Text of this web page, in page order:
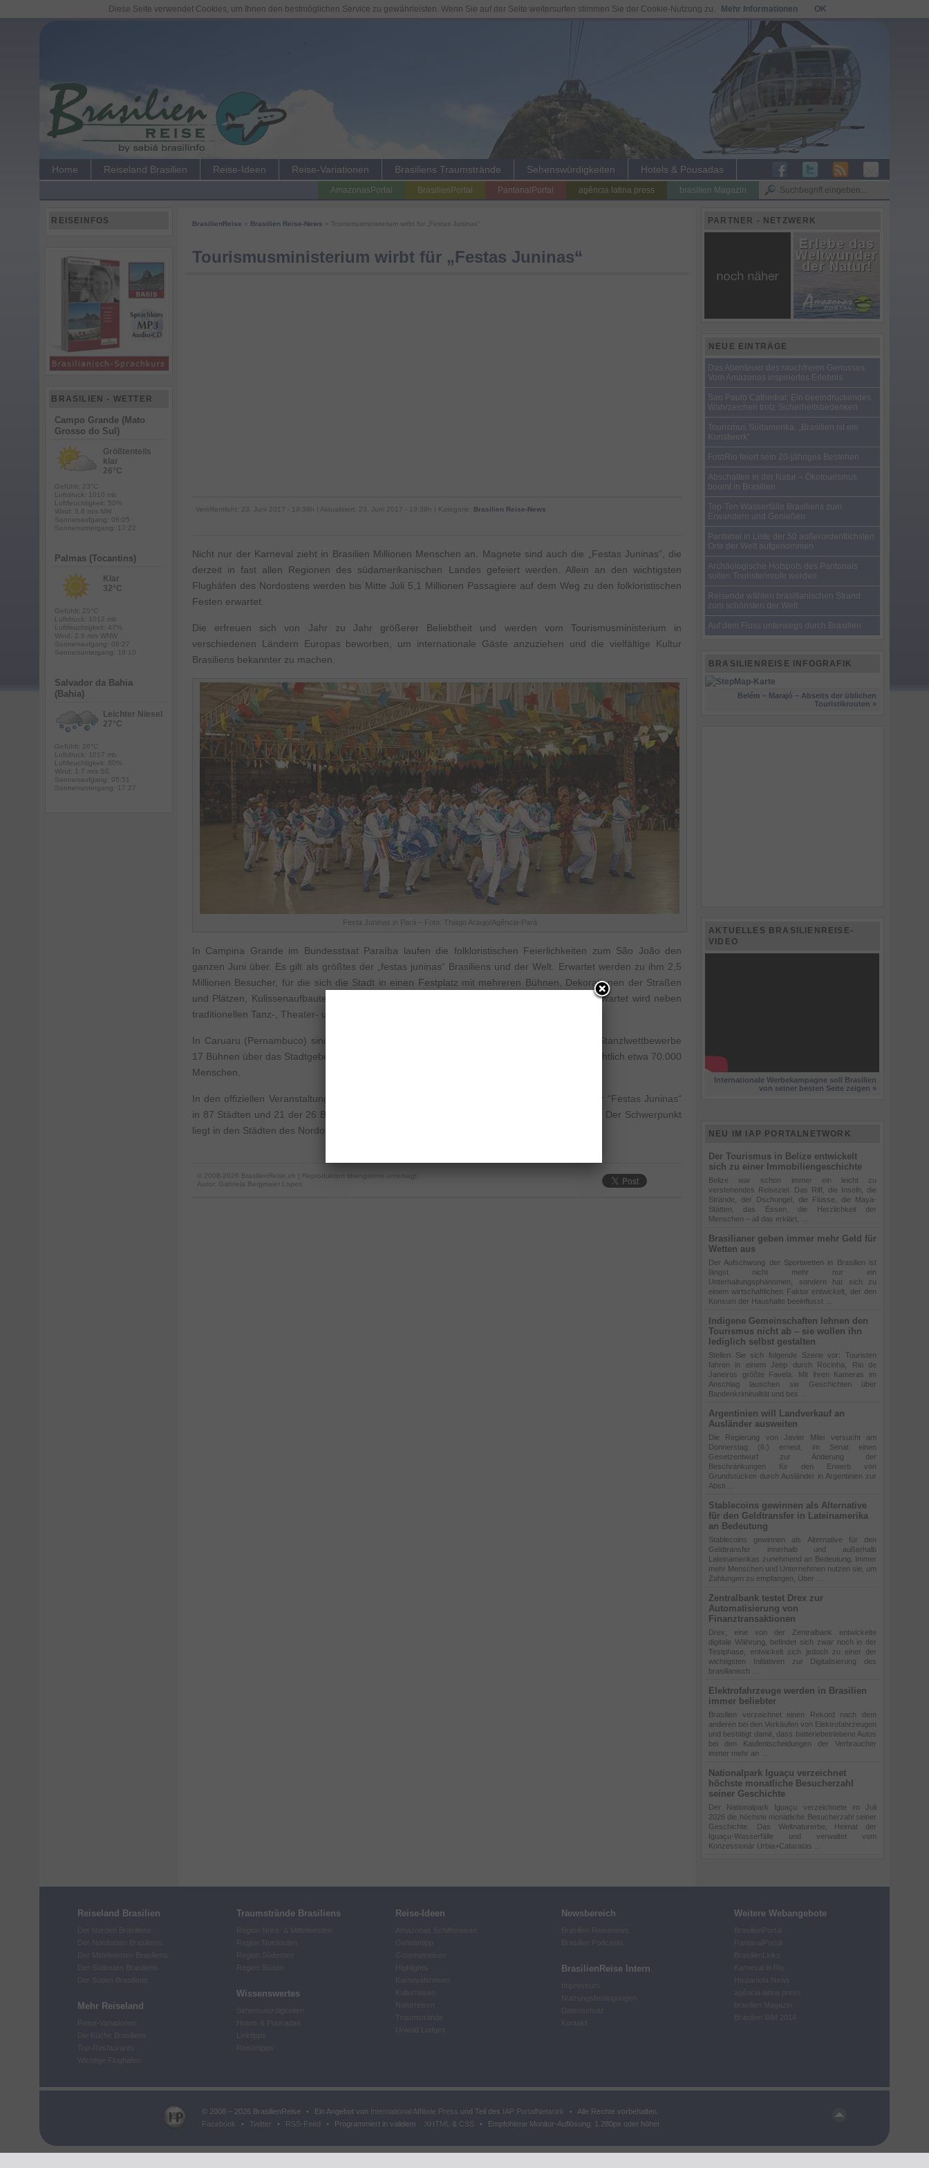
Home Reiseland Brasilien Reise-Ideen Reise-Variationen Brasiliens Traumstrände Sehenswürdigkeiten Hotels & Pousadas
brasilien Magazin
agência latina press
PantanalPortal
BrasilienPortal
AmazonasPortal
BrasilienReise Brasilien Reise-News » Tourismusministerium wirbt für „Festas Juninas“
Tourismusministerium wirbt für „Festas Juninas“
Veröffentlicht: 23. Juni 2017 - 19:38h | Aktualisiert: 23. Juni 2017 - 19:38h | Kategorie: Brasilien Reise-News
Nicht nur der Karneval zieht in Brasilien Millionen Menschen an. Magnete sind auch die „Festas Juninas“, die
derzeit in fast allen Regionen des südamerikanischen Landes gefeiert werden. Allein an den wichtigsten
Flughäfen des Nordostens werden bis Mitte Juli 5,1 Millionen Passagiere auf dem Weg zu den folkloristischen
Festen erwartet.
Die erfreuen sich von Jahr zu Jahr größerer Beliebtheit und werden vom Tourismusministerium in
verschiedenen Ländern Europas beworben, um internationale Gäste anzuziehen und die vielfältige Kultur
Brasiliens bekannter zu machen.
Festa Juninas in Pará – Foto: Thiago Araujo/Agência-Pará
In Campina Grande im Bundesstaat Paraíba laufen die folkloristischen Feierlichkeiten zum São João den
ganzen Juni über. Es gilt als größtes der „festas juninas“ Brasiliens und der Welt. Erwartet werden zu ihm 2,5
Millionen Besucher, für die sich die Stadt in einen Festplatz mit mehreren Bühnen, Dekorationen der Straßen
und Plätzen, Kulissenaufbauten und einem umfangreichen Programm vorbereitet hat. Aufgewartet wird neben
traditionellen Tanz-, Theater- und Musikdarbietungen ebenso mit typischen Gerichten.
In Caruaru (Pernambuco) sind für die Liveauftritte diverser Bands, Tanzvorführungen und Stanzlwettbewerbe
17 Bühnen über das Stadtgebeit verteilt worden. Vor der Hauptbühne tummeln sich dabei nächtlich etwa 70.000
Menschen.
In den offiziellen Veranstaltungskalender des Tourismusministeriums sind dieses Jahr 96 der “Festas Juninas“
in 87 Städten und 21 der 26 Bundesstaaten Brasiliens aufgenommen und beworben worden. Der Schwerpunkt
liegt in den Städten des Nordostens Brasiliens.
© 2008-2026 BrasilienReise.ch | Reproduktion strengstens untersagt.
Autor: Gabriela Bergmaier Lopes
REISEINFOS
BRASILIEN - WETTER
Campo Grande (Mato
Grosso do Sul)
Größtenteils
klar
26°C
Gefühlt: 23°C
Luftdruck: 1010 mb
Luftfeuchtigkeit: 50%
Wind: 5.6 m/s NW
Sonnenaufgang: 06:05
Sonnenuntergang: 17:22
Palmas (Tocantins)
Klar
32°C
Gefühlt: 25°C
Luftdruck: 1012 mb
Luftfeuchtigkeit: 47%
Wind: 2.8 m/s WNW
Sonnenaufgang: 06:27
Sonnenuntergang: 18:10
Salvador da Bahia
(Bahia)
Leichter Niesel
27°C
Gefühlt: 26°C
Luftdruck: 1017 mb
Luftfeuchtigkeit: 80%
Wind: 1.7 m/s SE
Sonnenaufgang: 05:51
Sonnenuntergang: 17:27
PARTNER - NETZWERK
NEUE EINTRÄGE
Das Abenteuer des rauchfreien Genusses:
Vom Amazonas inspiriertes Erlebnis
Sao Paulo Cathedral: Ein beeindruckendes
Wahrzeichen trotz Sicherheitsbedenken
Tourismus Südamerika: „Brasilien ist ein
Kunstwerk“
FotoRio feiert sein 20-jähriges Bestehen
Abschalten in der Natur – Ökotourismus
boomt in Brasilien
Top-Ten Wasserfälle Brasiliens zum
Erwandern und Genießen
Pantanal in Liste der 50 außerordentlichsten
Orte der Welt aufgenommen
Archäologische Hotspots des Pantanals
sollen Touristenroute werden
Reisende wählen brasilianischen Strand
zum schönsten der Welt
Auf dem Fluss unterwegs durch Brasilien
BRASILIENREISE INFOGRAFIK
Belém – Marajó – Abseits der üblichen
Touristikrouten »
AKTUELLES BRASILIENREISE-
VIDEO
Internationale Werbekampagne soll Brasilien
von seiner besten Seite zeigen »
NEU IM IAP PORTALNETWORK
Der Tourismus in Belize entwickelt
sich zu einer Immobiliengeschichte
Belize war schon immer ein leicht zu
verstehendes Reiseziel. Das Riff, die Inseln, die
Strände, der Dschungel, die Flüsse, die Maya-
Stätten, das Essen, die Herzlichkeit der
Menschen – all das erklärt, …
Brasilianer geben immer mehr Geld für
Wetten aus
Der Aufschwung der Sportwetten in Brasilien ist
längst nicht mehr nur ein
Unterhaltungsphänomen, sondern hat sich zu
einem wirtschaftlichen Faktor entwickelt, der den
Konsum der Haushalte beeinflusst …
Indigene Gemeinschaften lehnen den
Tourismus nicht ab – sie wollen ihn
lediglich selbst gestalten
Stellen Sie sich folgende Szene vor: Touristen
fahren in einem Jeep durch Rocinha, Rio de
Janeiros größte Favela. Mit ihren Kameras im
Anschlag lauschen sie Geschichten über
Bandenkriminalität und bes …
Argentinien will Landverkauf an
Ausländer ausweiten
Die Regierung von Javier Milei versucht am
Donnerstag (6.) erneut, im Senat einen
Gesetzentwurf zur Änderung der
Beschränkungen für den Erwerb von
Grundstücken durch Ausländer in Argentinien zur
Absti …
Stablecoins gewinnen als Alternative
für den Geldtransfer in Lateinamerika
an Bedeutung
Stablecoins gewinnen als Alternative für den
Geldtransfer innerhalb und außerhalb
Lateinamerikas zunehmend an Bedeutung. Immer
mehr Menschen und Unternehmen nutzen sie, um
Zahlungen zu empfangen, Über …
Zentralbank testet Drex zur
Automatisierung von
Finanztransaktionen
Drex, eine von der Zentralbank entwickelte
digitale Währung, befindet sich zwar noch in der
Testphase, entwickelt sich jedoch zu einer der
wichtigsten Initiativen zur Digitalisierung des
brasilianisch …
Elektrofahrzeuge werden in Brasilien
immer beliebter
Brasilien verzeichnet einen Rekord nach dem
anderen bei den Verkäufen von Elektrofahrzeugen
und bestätigt damit, dass batteriebetriebene Autos
bei den Kaufentscheidungen der Verbraucher
immer mehr an …
Nationalpark Iguaçu verzeichnet
höchste monatliche Besucherzahl
seiner Geschichte
Der Nationalpark Iguaçu verzeichnete im Juli
2026 die höchste monatliche Besucherzahl seiner
Geschichte. Das Weltnaturerbe, Heimat der
Iguaçu-Wasserfälle und verwaltet vom
Konzessionär Urbia+Cataratas …
Reiseland Brasilien
Mehr Reiseland
Traumstrände Brasiliens
Wissenswertes
Reise-Ideen Newsbereich
BrasilienReise Intern
Weitere Webangebote
© 2008 – 2026 BrasilienReise • Ein Angebot von International Affiliate Press und Teil des IAP PortalNetwork •
Alle Rechte vorbehalten.
Facebook
• Twitter • RSS-Feed • Programmiert in validem XHTML & CSS • Empfohlene Monitor-Auflösung: 1.280px oder höher
Diese Seite verwendet Cookies, um Ihnen den bestmöglichen Service zu gewährleisten. Wenn Sie auf der Seite weitersurfen stimmen Sie der Cookie-Nutzung zu. Mehr Informationen OK